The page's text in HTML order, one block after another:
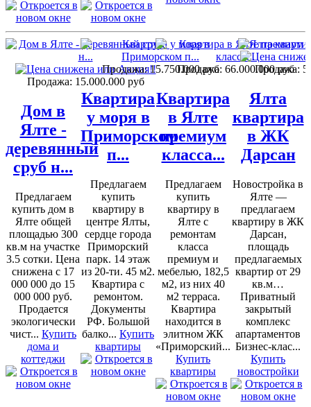
Продажа: 15.000.000 руб
Дом в
Ялте -
деревянный
сруб н...
Предлагаем
купить дом в
Ялте общей
площадью 300
кв.м на участке
3.5 сотки. Цена
снижена с 17
000 000 до 15
000 000 руб.
Продается
экологически
чист... Купить
дома и
коттеджи
Продажа:15.750.000 руб
Квартира
у моря в
Приморском
п...
Предлагаем
купить
квартиру в
центре Ялты,
сердце города
Приморский
парк. 14 этаж
из 20-ти. 45 м2.
Квартира с
ремонтом.
Документы
РФ. Большой
балко... Купить
квартиры
Продажа: 66.000.000 руб
Квартира
в Ялте
премиум
класса...
Предлагаем
купить
квартиру в
Ялте с
ремонтам
класса
премиум и
мебелью, 182,5
м2, из них 40
м2 терраса.
Квартира
находится в
элитном ЖК
«Приморский...
Купить
квартиры
Продажа:
Ялта
квартира
в ЖК
Дарсан
Новостройка в
Ялте —
предлагаем
квартиру в ЖК
Дарсан,
площадь
предлагаемых
квартир от 29
кв.м…
Приватный
закрытый
комплекс
апартаментов
Бизнес-клас...
Купить
новостройки